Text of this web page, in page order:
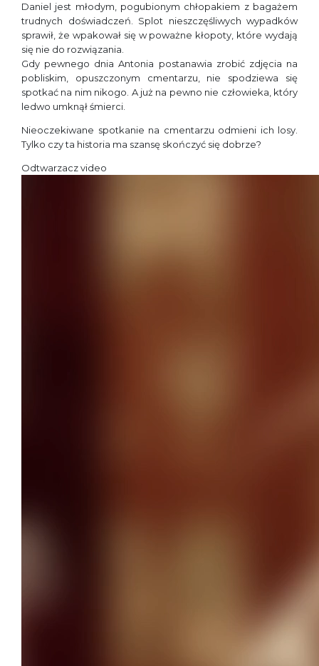
Daniel jest młodym, pogubionym chłopakiem z bagażem
trudnych doświadczeń. Splot nieszczęśliwych wypadków
sprawił, że wpakował się w poważne kłopoty, które wydają
się nie do rozwiązania.
Gdy pewnego dnia Antonia postanawia zrobić zdjęcia na
pobliskim, opuszczonym cmentarzu, nie spodziewa się
spotkać na nim nikogo. A już na pewno nie człowieka, który
ledwo umknął śmierci.
Nieoczekiwane spotkanie na cmentarzu odmieni ich losy.
Tylko czy ta historia ma szansę skończyć się dobrze?
Odtwarzacz video